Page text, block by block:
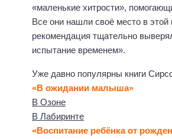
«маленькие хитрости»,
Все они нашли своё место в этой
рекомендация тщательно
испытание временем».
Уже давно популярны книги
«В ожидании малыша»
В Озоне
В Лабиринте
«Воспитание ребёнка от